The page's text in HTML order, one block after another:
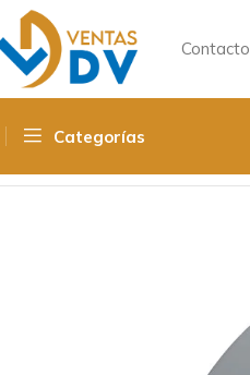
Contacto
Categorías